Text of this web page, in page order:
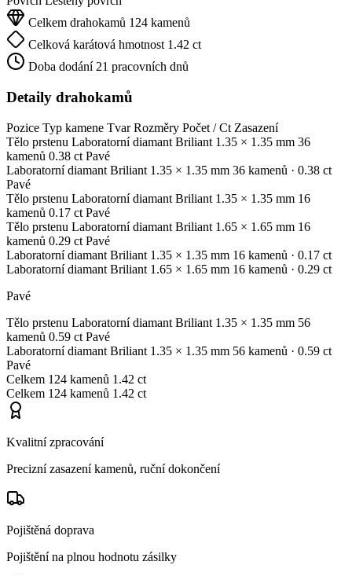
Celkem drahokamů 124 kamenů
Celková karátová hmotnost 1.42 ct
Doba dodání 21 pracovních dnů
Detaily drahokamů
Pozice Typ kamene Tvar Rozměry Počet / Ct Zasazení
Tělo prstenu Laboratorní diamant Briliant 1.35 × 1.35 mm 36
kamenů 0.38 ct Pavé
Laboratorní diamant Briliant 1.35 × 1.35 mm 36 kamenů · 0.38 ct
Pavé
Tělo prstenu Laboratorní diamant Briliant 1.35 × 1.35 mm 16
kamenů 0.17 ct Pavé
Tělo prstenu Laboratorní diamant Briliant 1.65 × 1.65 mm 16
kamenů 0.29 ct Pavé
Laboratorní diamant Briliant 1.35 × 1.35 mm 16 kamenů · 0.17 ct
Laboratorní diamant Briliant 1.65 × 1.65 mm 16 kamenů · 0.29 ct
Pavé
Tělo prstenu Laboratorní diamant Briliant 1.35 × 1.35 mm 56
kamenů 0.59 ct Pavé
Laboratorní diamant Briliant 1.35 × 1.35 mm 56 kamenů · 0.59 ct
Pavé
Celkem 124 kamenů 1.42 ct
Celkem 124 kamenů 1.42 ct
Kvalitní zpracování
Precizní zasazení kamenů, ruční dokončení
Pojištěná doprava
Pojištění na plnou hodnotu zásilky